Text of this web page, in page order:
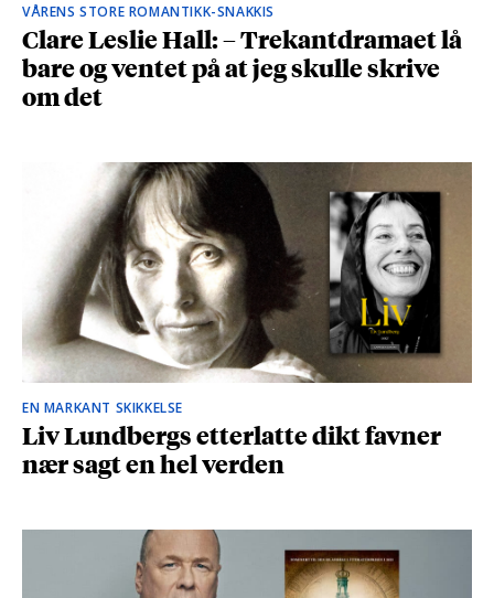
VÅRENS STORE ROMANTIKK-SNAKKIS
Clare Leslie Hall: – Trekantdramaet lå
bare og ventet på at jeg skulle skrive
om det
EN MARKANT SKIKKELSE
Liv Lundbergs etterlatte dikt favner
nær sagt en hel verden